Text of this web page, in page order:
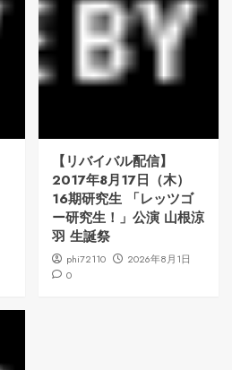
【リバイバル配信】
2017年8月17日（木）
16期研究生 「レッツゴ
ー研究生！」公演 山根涼
羽 生誕祭
phi72110
2026年8月1日
0